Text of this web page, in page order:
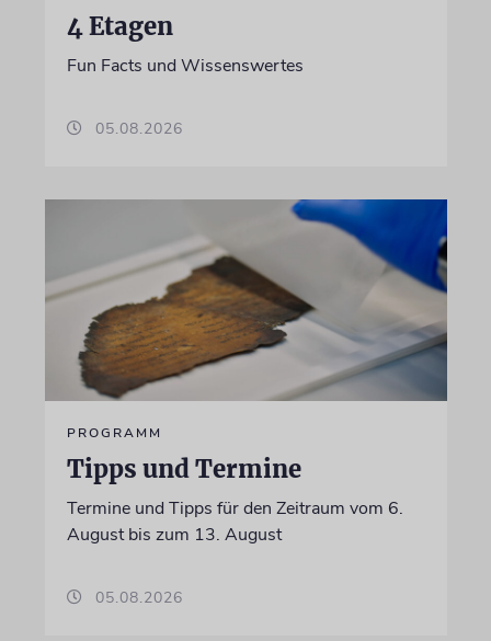
4 Etagen
Fun Facts und Wissenswertes
05.08.2026
PROGRAMM
Tipps und Termine
Termine und Tipps für den Zeitraum vom 6.
August bis zum 13. August
05.08.2026